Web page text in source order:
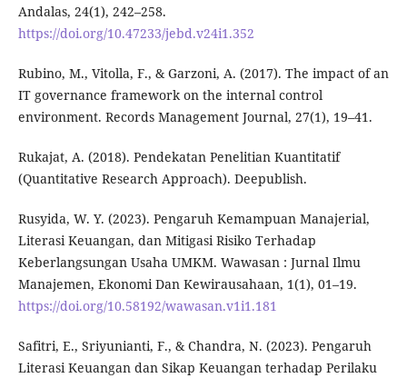
Andalas, 24(1), 242–258.
https://doi.org/10.47233/jebd.v24i1.352
Rubino, M., Vitolla, F., & Garzoni, A. (2017). The impact of an
IT governance framework on the internal control
environment. Records Management Journal, 27(1), 19–41.
Rukajat, A. (2018). Pendekatan Penelitian Kuantitatif
(Quantitative Research Approach). Deepublish.
Rusyida, W. Y. (2023). Pengaruh Kemampuan Manajerial,
Literasi Keuangan, dan Mitigasi Risiko Terhadap
Keberlangsungan Usaha UMKM. Wawasan : Jurnal Ilmu
Manajemen, Ekonomi Dan Kewirausahaan, 1(1), 01–19.
https://doi.org/10.58192/wawasan.v1i1.181
Safitri, E., Sriyunianti, F., & Chandra, N. (2023). Pengaruh
Literasi Keuangan dan Sikap Keuangan terhadap Perilaku